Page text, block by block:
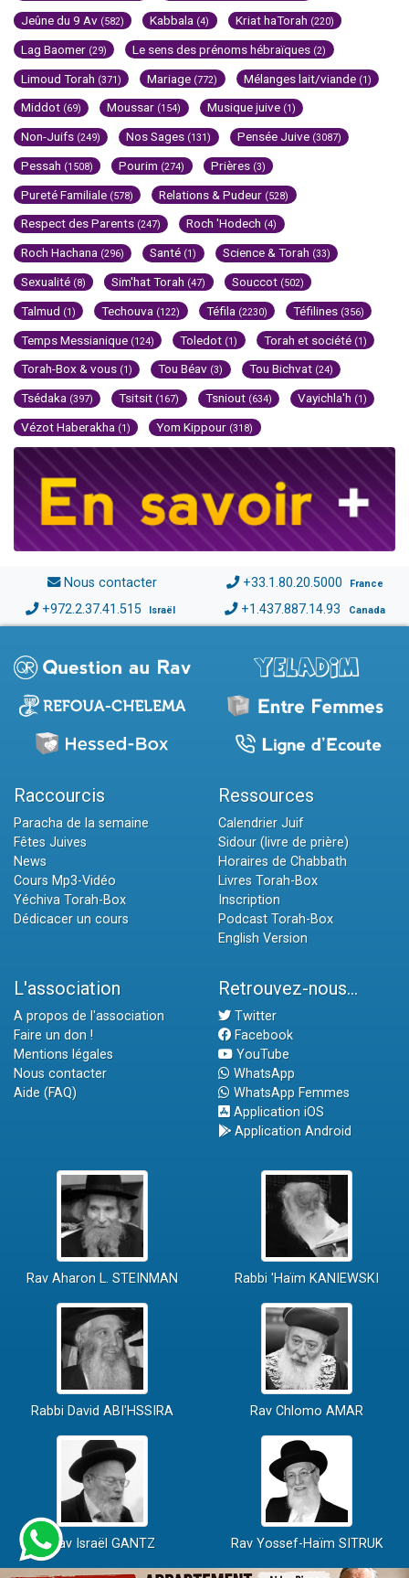
Jeûne du 9 Av (582) Kabbala (4) Kriat haTorah (220)
Lag Baomer (29) Le sens des prénoms hébraïques (2)
Limoud Torah (371) Mariage (772) Mélanges lait/viande (1)
Middot (69) Moussar (154) Musique juive (1)
Non-Juifs (249) Nos Sages (131) Pensée Juive (3087)
Pessah (1508) Pourim (274) Prières (3)
Pureté Familiale (578) Relations & Pudeur (528)
Respect des Parents (247) Roch 'Hodech (4)
Roch Hachana (296) Santé (1) Science & Torah (33)
Sexualité (8) Sim'hat Torah (47) Souccot (502)
Talmud (1) Techouva (122) Téfila (2230) Téfilines (356)
Temps Messianique (124) Toledot (1) Torah et société (1)
Torah-Box & vous (1) Tou Béav (3) Tou Bichvat (24)
Tsédaka (397) Tsitsit (167) Tsniout (634) Vayichla'h (1)
Vézot Haberakha (1) Yom Kippour (318)
Nous contacter +33.1.80.20.5000 France
+972.2.37.41.515 Israël +1.437.887.14.93 Canada
Raccourcis
Paracha de la semaine
Fêtes Juives
News
Cours Mp3-Vidéo
Yéchiva Torah-Box
Dédicacer un cours
Ressources
Calendrier Juif
Sidour (livre de prière)
Horaires de Chabbath
Livres Torah-Box
Inscription
Podcast Torah-Box
English Version
L'association
A propos de l'association
Faire un don !
Mentions légales
Nous contacter
Aide (FAQ)
Retrouvez-nous...
Twitter
Facebook
YouTube
WhatsApp
WhatsApp Femmes
Application iOS
Application Android
Rav Aharon L. STEINMAN Rabbi 'Haïm KANIEWSKI
Rabbi David ABI'HSSIRA Rav Chlomo AMAR
Rav Israël GANTZ Rav Yossef-Haïm SITRUK